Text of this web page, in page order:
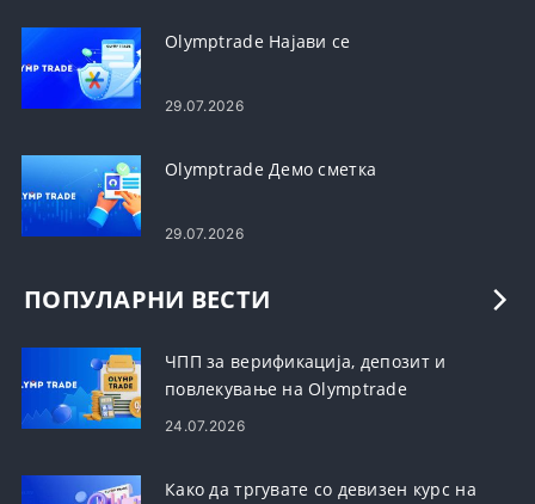
Olymptrade Најави се
29.07.2026
Olymptrade Демо сметка
29.07.2026
ПОПУЛАРНИ ВЕСТИ
ЧПП за верификација, депозит и
повлекување на Olymptrade
24.07.2026
Како да тргувате со девизен курс на